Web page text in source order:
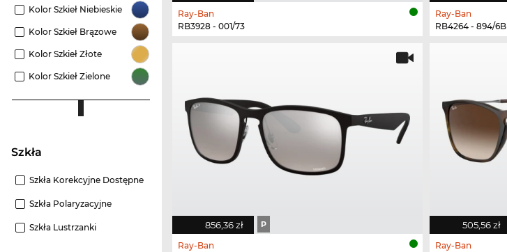
Kolor Szkieł Niebieskie
Kolor Szkieł Brązowe
Kolor Szkieł Złote
Kolor Szkieł Zielone
szkła
Szkła Korekcyjne Dostępne
Szkła Polaryzacyjne
Szkła Lustrzanki
Ray-Ban
RB3928 - 001/73
Ray-Ban
RB4264 - 894/6B
856,36 zł P
Ray-Ban
505,56 zł
Ray-Ban